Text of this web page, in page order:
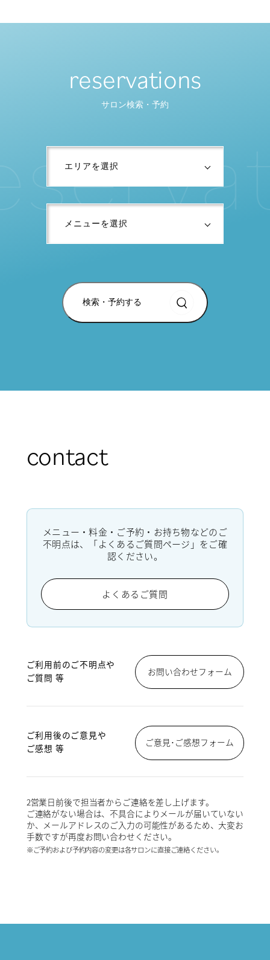
reservations
サロン検索・予約
検索・予約する
serva
contact
メニュー・料金・ご予約・お持ち物などのご
不明点は、「よくあるご質問ページ」をご確
認ください。
よくあるご質問
ご利用前のご不明点や
ご質問 等
お問い合わせフォーム
ご利用後のご意見や
ご感想 等
ご意見･ご感想フォーム
2営業日前後で担当者からご連絡を差し上げます。
ご連絡がない場合は、不具合によりメールが届いていない
か、メールアドレスのご入力の可能性があるため、大変お
手数ですが再度お問い合わせください。
※ご予約および予約内容の変更は各サロンに直接ご連絡ください。